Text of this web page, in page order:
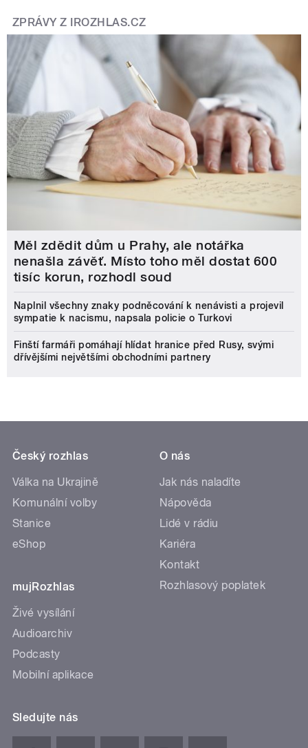
ZPRÁVY Z IROZHLAS.CZ
Měl zdědit dům u Prahy, ale notářka
nenašla závěť. Místo toho měl dostat 600
tisíc korun, rozhodl soud
Naplnil všechny znaky podněcování k nenávisti a projevil
sympatie k nacismu, napsala policie o Turkovi
Finští farmáři pomáhají hlídat hranice před Rusy, svými
dřívějšími největšími obchodními partnery
Český rozhlas
Válka na Ukrajině
Komunální volby
Stanice
eShop
mujRozhlas
Živé vysílání
Audioarchiv
Podcasty
Mobilní aplikace
O nás
Jak nás naladíte
Nápověda
Lidé v rádiu
Kariéra
Kontakt
Rozhlasový poplatek
Sledujte nás